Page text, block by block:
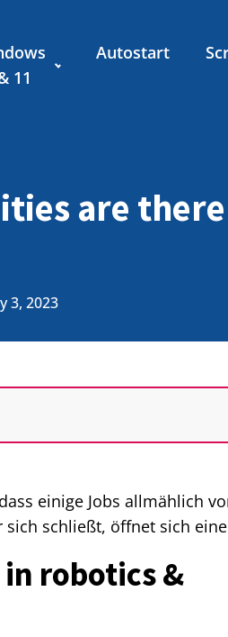
11
Autostart
are
3, 2023
einige Jobs allmählich
schließt, öffnet sich
robotics &